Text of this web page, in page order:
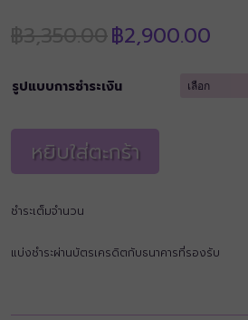
฿3,350.00Original
price
฿3,350.00.
฿2,900.00
รูปแบบการชำระเงิน
หยิบใส่ตะกร้า
ชำระเต็มจำนวน
แบ่งชำระผ่านบัตรเครดิตกับธนาคารที่รองรับ